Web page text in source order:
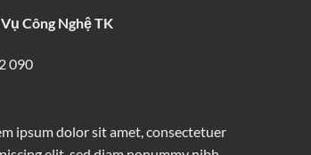
Công Nghệ TK
090
ipsum dolor sit amet, consectetuer